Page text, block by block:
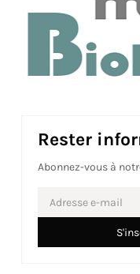
Rester
Abonnez-vous à